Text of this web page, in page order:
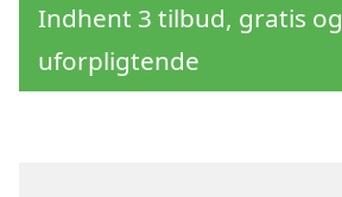
Indhent 3 tilbud, gratis og
uforpligtende